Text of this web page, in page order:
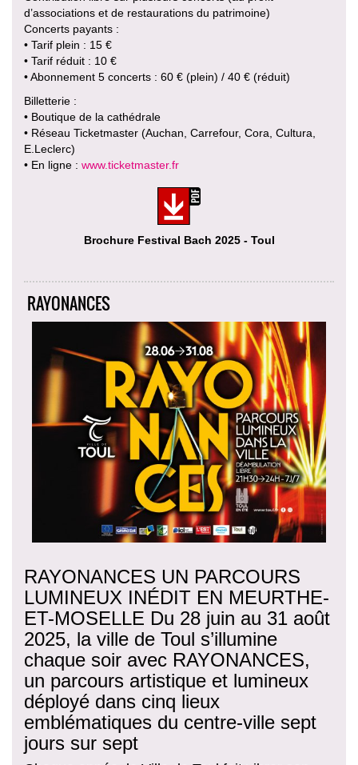
d’associations et de restaurations du patrimoine)
Concerts payants :
• Tarif plein : 15 €
• Tarif réduit : 10 €
• Abonnement 5 concerts : 60 € (plein) / 40 € (réduit)
Billetterie :
• Boutique de la cathédrale
• Réseau Ticketmaster (Auchan, Carrefour, Cora, Cultura,
E.Leclerc)
• En ligne : www.ticketmaster.fr
Brochure Festival Bach 2025 - Toul
RAYONANCES
RAYONANCES UN PARCOURS
LUMINEUX INÉDIT EN MEURTHE-
ET-MOSELLE Du 28 juin au 31 août
2025, la ville de Toul s’illumine
chaque soir avec RAYONANCES,
un parcours artistique et lumineux
déployé dans cinq lieux
emblématiques du centre-ville sept
jours sur sept